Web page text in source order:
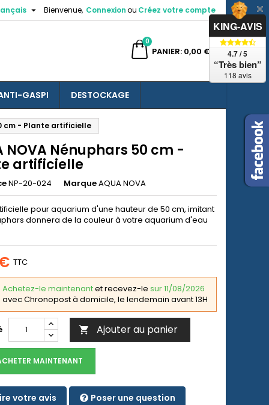
Bienvenue, Connexionou Créez votre compte

PANIER
0
0,00 €
GASPI DESTOCKAGE
cm - Plante artificielle
NOVA Nénuphars 50 cm -
artificielle
NP-20-024 MarqueAQUA NOVA
pour aquarium d'une hauteur de 50 cm, imitant
donnera de la couleur à votre aquarium d'eau
TTC
Achetez-le maintenantet recevez-le sur 11/08/2026
avec Chronopost à domicile, le lendemain avant 13H
 Ajouter au panier
MAINTENANT
votre avis Poser une question
KING-AVIS
4.7 / 5
“Très bien”
118 avis